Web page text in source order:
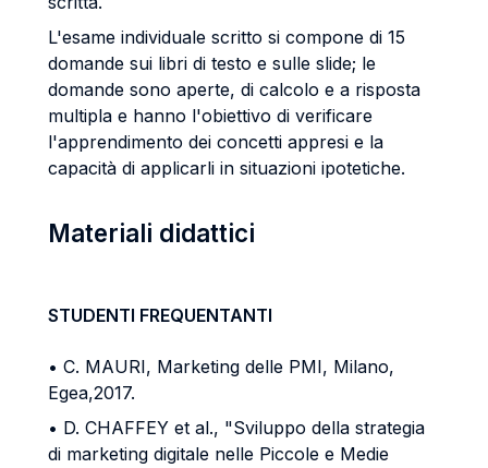
L'esame individuale scritto si compone di 15
domande sui libri di testo e sulle slide; le
domande sono aperte, di calcolo e a risposta
multipla e hanno l'obiettivo di verificare
l'apprendimento dei concetti appresi e la
capacità di applicarli in situazioni ipotetiche.
Materiali didattici
STUDENTI FREQUENTANTI
• C. MAURI, Marketing delle PMI, Milano,
Egea,2017.
• D. CHAFFEY et al., "Sviluppo della strategia
di marketing digitale nelle Piccole e Medie